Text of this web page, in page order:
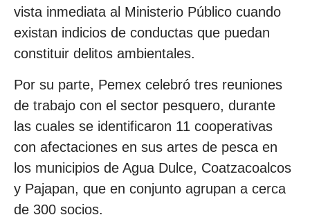
vista inmediata al Ministerio Público cuando
existan indicios de conductas que puedan
constituir delitos ambientales.
Por su parte, Pemex celebró tres reuniones
de trabajo con el sector pesquero, durante
las cuales se identificaron 11 cooperativas
con afectaciones en sus artes de pesca en
los municipios de Agua Dulce, Coatzacoalcos
y Pajapan, que en conjunto agrupan a cerca
de 300 socios.